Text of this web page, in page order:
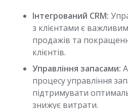
Інтегрований CRM:
з клієнтами є
продажів та
клієнтів.
Управління запасами:
процесу управління
підтримувати
знижує витрати.